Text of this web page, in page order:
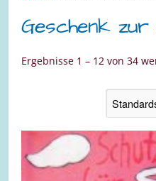
Geschenk
Ergebnisse 1 – 12 von 34